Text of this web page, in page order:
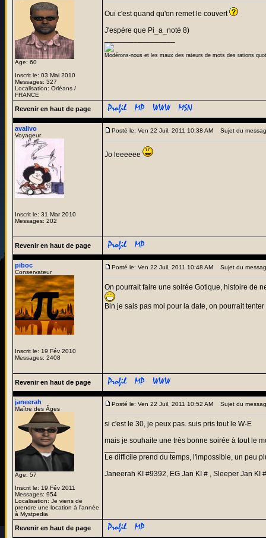
Age: 60
Inscrit le: 03 Mai 2010
Messages: 327
Localisation: Orléans /
FRANCE
Oui c'est quand qu'on remet le couvert
J'espère que Pi_a_noté 8)
Modérons-nous et les maux des rateurs de mots des rations
Revenir en haut de page
avalivo
Voyageur
Inscrit le: 31 Mar 2010
Messages: 202
Posté le: Ven 22 Juil, 2011 10:38 AM Sujet du
Jo leeeeee
Revenir en haut de page
piboc
Conservateur
Inscrit le: 19 Fév 2010
Messages: 2408
Posté le: Ven 22 Juil, 2011 10:48 AM Sujet du
On pourrait faire une soirée Gotique, histoire de
Bin je sais pas moi pour la date, on pourrait
Revenir en haut de page
janeerah
Maître des Âges
Age: 57
Inscrit le: 19 Fév 2011
Messages: 954
Localisation: Je viens de
prendre une location à l'année
à Mystpedia
Posté le: Ven 22 Juil, 2011 10:52 AM Sujet du
si c'est le 30, je peux pas. suis pris tout le W-E
mais je souhaite une très bonne soirée à tout le
Le difficile prend du temps, l'impossible, un peu
Janeerah KI #9392, EG Jan KI # , Sleeper Jan KI #
Revenir en haut de page